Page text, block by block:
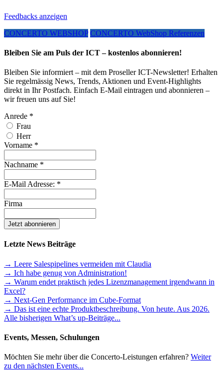
Feedbacks anzeigen
CONCERTO WEBSHOP CONCERTO WebShop Referenzen
Bleiben Sie am Puls der ICT – kostenlos abonnieren!
Bleiben Sie informiert – mit dem Proseller ICT-Newsletter! Erhalten
Sie regelmässig News, Trends, Aktionen und Event-Highlights
direkt in Ihr Postfach. Einfach E-Mail eintragen und abonnieren –
wir freuen uns auf Sie!
Anrede *
Frau
Herr
Vorname *
Nachname *
E-Mail Adresse: *
Firma
Letzte News Beiträge
→ Leere Salespipelines vermeiden mit Claudia
→ Ich habe genug von Administration!
→ Warum endet praktisch jedes Lizenzmanagement irgendwann in
Excel?
→ Next-Gen Performance im Cube-Format
→ Das ist eine echte Produktbeschreibung. Von heute. Aus 2026.
Alle bisherigen What’s up-Beiträge...
Events, Messen, Schulungen
Möchten Sie mehr über die Concerto-Leistungen erfahren? Weiter
zu den nächsten Events...